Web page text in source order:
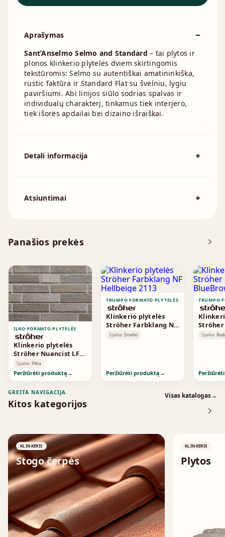
Panašios prekės
ILGO FORMATO PLYTELĖS
Klinkerio plytelės
Ströher Nuancist LF
Greige 1872
Spalva Pilka
Peržiūrėti produktą →
TRUMPO FORMATO PLYTELĖS
Klinkerio plytelės
Ströher Farbklang NF
Hellbeige 2113
Spalva Smėlio
Peržiūrėti produktą →
TRUMPO
Ströher
Spalva
Aprašymas
Sant’Anselmo Selmo and Standard – tai plytos ir
plonos klinkerio plytelės dviem skirtingomis
tekstūromis: Selmo su autentiškai amatininkiška,
rustic faktūra ir Standard Flat su švelniu, lygiu
paviršiumi. Abi linijos siūlo sodrias spalvas ir
individualų charakterį, tinkamus tiek interjero,
tiek išorės apdailai bei dizaino išraiškai.
Detali informacija
Išmatavimai
Atsiuntimai
GREITA NAVIGACIJA
Kitos kategorijos
Visas katalogas→
KLINKERIS
Stogo čerpės
↗
KLINKERIS
Plytos